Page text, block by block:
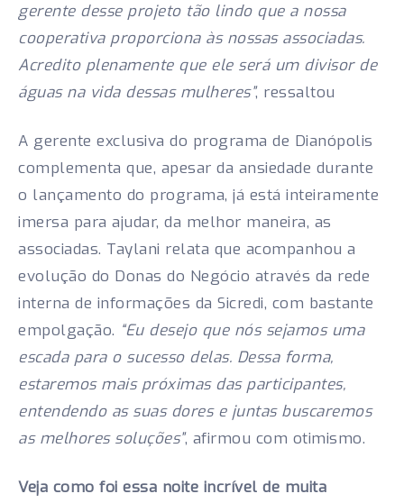
gerente desse projeto tão lindo que a nossa
cooperativa proporciona às nossas associadas.
Acredito plenamente que ele será um divisor de
águas na vida dessas mulheres”, ressaltou
A gerente exclusiva do programa de Dianópolis
complementa que, apesar da ansiedade durante
o lançamento do programa, já está inteiramente
imersa para ajudar, da melhor maneira, as
associadas. Taylani relata que acompanhou a
evolução do Donas do Negócio através da rede
interna de informações da Sicredi, com bastante
empolgação. “Eu desejo que nós sejamos uma
escada para o sucesso delas. Dessa forma,
estaremos mais próximas das participantes,
entendendo as suas dores e juntas buscaremos
as melhores soluções”, afirmou com otimismo.
Veja como foi essa noite incrível de muita